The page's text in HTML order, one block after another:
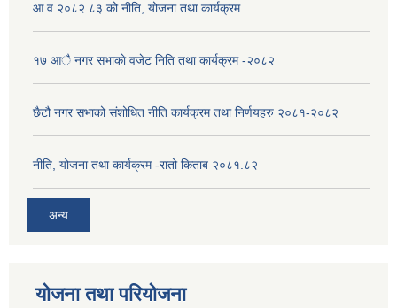
आ.व.२०८२.८३ को नीति, योजना तथा कार्यक्रम
१७ आै नगर सभाकाे वजेट निति तथा कार्यक्रम -२०८२
छैटौ नगर सभाको संशोधित नीति कार्यक्रम तथा निर्णयहरु २०८१-२०८२
नीति, योजना तथा कार्यक्रम -रातो किताब २०८१.८२
अन्य
योजना तथा परियोजना